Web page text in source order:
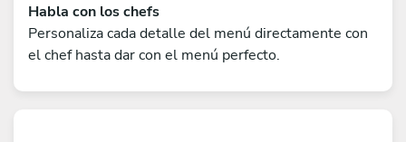
Habla con los chefs
Personaliza cada detalle del menú directamente con
el chef hasta dar con el menú perfecto.